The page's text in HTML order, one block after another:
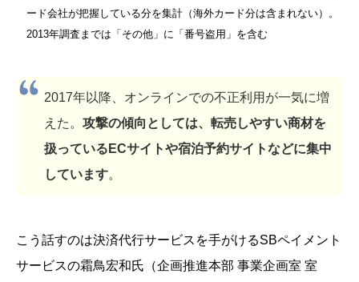
ード会社が把握している分を集計（海外カード分は含まれない）。
2013年調査までは「その他」に「番号盗用」を含む
2017年以降、オンラインでの不正利用が一気に増
えた。 攻撃の傾向としては、転売しやすい商材を
扱っているECサイトや宿泊予約サイトなどに集中
しています。
こう話すのは決済代行サービスを手がけるSBペイメント
サービスの霜鳥宏和氏（企画推進本部 事業企画室 室